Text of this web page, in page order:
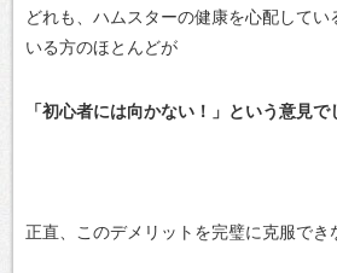
どれも、ハムスターの健康を心配してい
いる方のほとんどが
「初心者には向かない！」という意見で
正直、このデメリットを完璧に克服でき